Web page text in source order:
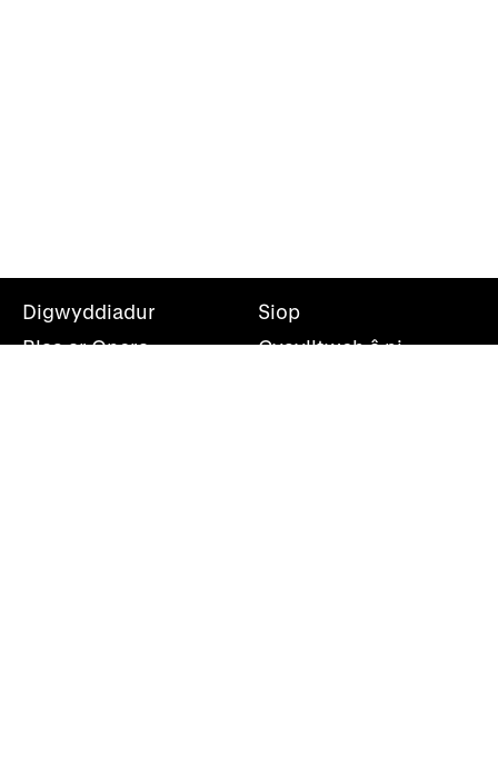
Digwyddiadur
Blas ar Opera
Siop
Cysylltwch â ni